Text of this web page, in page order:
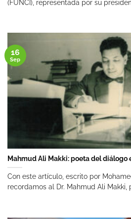
(FUNCI), representada por su
Mahmud Ali Makki: poeta del diálogo
Con este artículo, escrito por
recordamos al Dr. Mahmud Ali Makki,
16
Sep